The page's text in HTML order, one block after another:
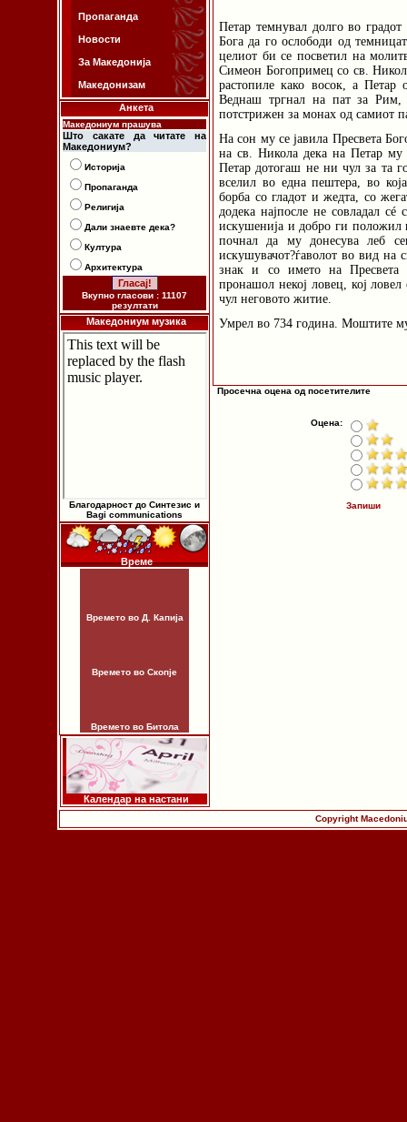
Пропаганда
Новости
За Македонија
Македонизам
Анкета
Македониум прашува
Што сакате да читате на
Македониум?
Историја
Пропаганда
Религија
Дали знаевте дека?
Култура
Архитектура
Вкупно гласови : 11107
резултати
Македониум музика
Благодарност до Синтезис и
Bagi communications
Време
Времето во Д. Капија
Времето во Скопје
Времето во Битола
Календар на настани
Петар темнувал долго во
Бога да го ослободи од
целиот би се посветил на
Симеон Богопримец со св.
растопиле како восок, а
Веднаш тргнал на пат за Рим,
потстрижен за монах од самиот
На сон му се јавила Пресвета
на св. Никола дека на Петар му
Петар дотогаш не ни чул за та
вселил во една пештера, во
борба со гладот и жедта, со
додека најпосле не совладал
искушенија и добро ги положил
почнал да му донесува леб
искушувачот?ѓаволот во вид на
знак и со името на Пресвета
пронашол некој ловец, кој
чул неговото житие.
Умрел во 734 година. Моштите
Просечна оцена од посетителите
Оцена:
Запиши
Copyright